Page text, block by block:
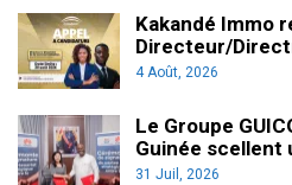
Kakandé Immo
Directeur/
4 Août, 2026
Le Groupe
Guinée
31 Juil, 2026